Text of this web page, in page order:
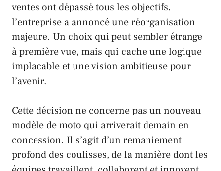
ventes ont dépassé tous les objectifs,
l’entreprise a annoncé une réorganisation
majeure. Un choix qui peut sembler étrange
à première vue, mais qui cache une logique
implacable et une vision ambitieuse pour
l’avenir.
Cette décision ne concerne pas un nouveau
modèle de moto qui arriverait demain en
concession. Il s’agit d’un remaniement
profond des coulisses, de la manière dont les